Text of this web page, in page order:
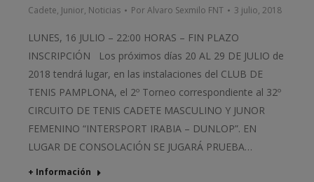
Cadete, Junior, Noticias PorAlvaro Sexmilo FNT 3 julio, 2018
LUNES, 16 JULIO – 22:00 HORAS – FIN PLAZO
INSCRIPCIÓN Los próximos días 20 AL 29 DE JULIO de
2018 tendrá lugar, en las instalaciones del CLUB DE
TENIS PAMPLONA, el 2º Torneo correspondiente al 32º
CIRCUITO DE TENIS CADETE MASCULINO Y JUNOR
FEMENINO “INTERSPORT IRABIA – DUNLOP”. EN
LUGAR DE CONSOLACIÓN SE JUGARÁ PRUEBA…
+ Información